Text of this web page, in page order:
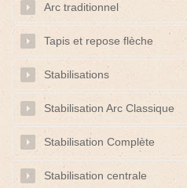
Arc traditionnel
Tapis et repose flèche
Stabilisations
Stabilisation Arc Classique
Stabilisation Complète
Stabilisation centrale